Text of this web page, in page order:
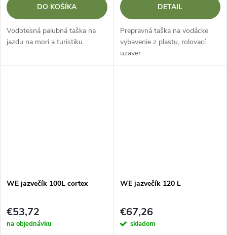
DO KOŠÍKA
Vodotesná palubná taška na
jazdu na mori a turistiku.
DETAIL
Prepravná taška na vodácke
vybavenie z plastu, rolovací
uzáver.
WE jazvečík 100L cortex
€53,72
na objednávku
WE jazvečík 120 L
€67,26
skladom